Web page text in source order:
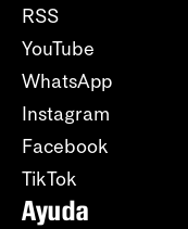
RSS
YouTube
WhatsApp
Instagram
Facebook
TikTok
Ayuda